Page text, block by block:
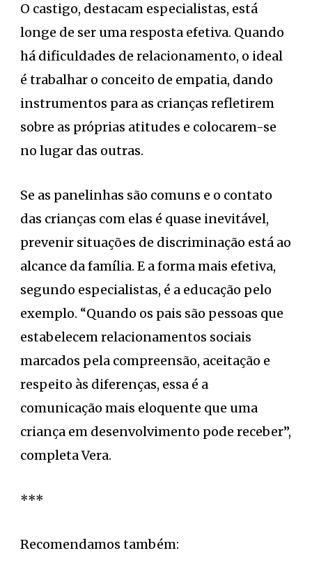
O castigo, destacam especialistas, está
longe de ser uma resposta efetiva. Quando
há dificuldades de relacionamento, o ideal
é trabalhar o conceito de empatia, dando
instrumentos para as crianças refletirem
sobre as próprias atitudes e colocarem-se
no lugar das outras.
Se as panelinhas são comuns e o contato
das crianças com elas é quase inevitável,
prevenir situações de discriminação está ao
alcance da família. E a forma mais efetiva,
segundo especialistas, é a educação pelo
exemplo. “Quando os pais são pessoas que
estabelecem relacionamentos sociais
marcados pela compreensão, aceitação e
respeito às diferenças, essa é a
comunicação mais eloquente que uma
criança em desenvolvimento pode receber”,
completa Vera.
***
Recomendamos também: